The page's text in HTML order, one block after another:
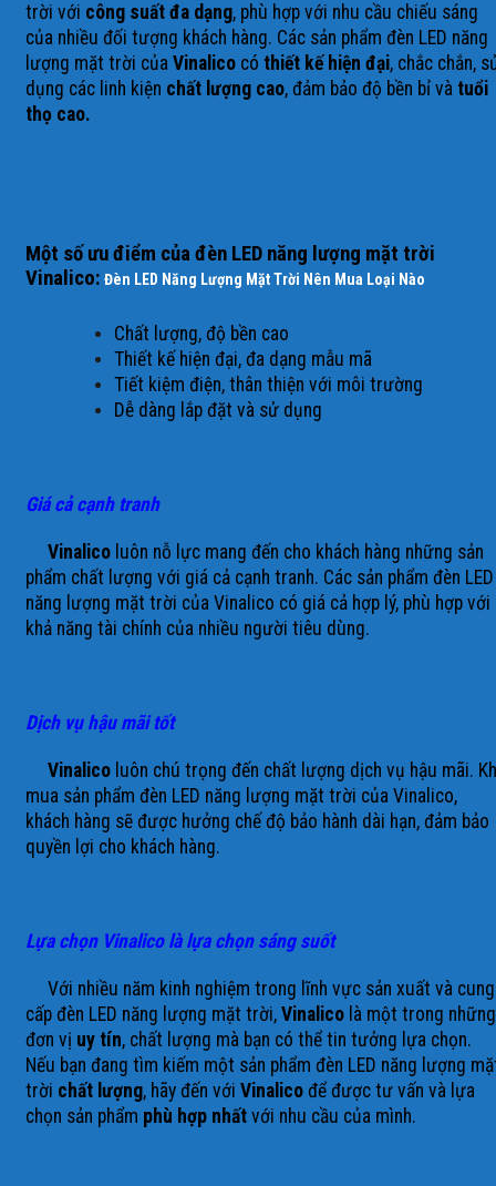
trời với công suất đa dạng, phù hợp với nhu cầu chiếu sáng
của nhiều đối tượng khách hàng. Các sản phẩm đèn LED năng
lượng mặt trời của Vinalico có thiết kế hiện đại, chắc chắn,
dụng các linh kiện chất lượng cao, đảm bảo độ bền bỉ và tuổi
thọ cao.
Một số ưu điểm của đèn LED năng lượng mặt trời
Vinalico: Đèn LED Năng Lượng Mặt Trời Nên Mua Loại Nào
Chất lượng, độ bền cao
Thiết kế hiện đại, đa dạng mẫu mã
Tiết kiệm điện, thân thiện với môi trường
Dễ dàng lắp đặt và sử dụng
Giá cả cạnh tranh
Vinalico luôn nỗ lực mang đến cho khách hàng những sản
phẩm chất lượng với giá cả cạnh tranh. Các sản phẩm đèn LED
năng lượng mặt trời của Vinalico có giá cả hợp lý, phù hợp với
khả năng tài chính của nhiều người tiêu dùng.
Dịch vụ hậu mãi tốt
Vinalico luôn chú trọng đến chất lượng dịch vụ hậu mãi.
mua sản phẩm đèn LED năng lượng mặt trời của Vinalico,
khách hàng sẽ được hưởng chế độ bảo hành dài hạn, đảm bảo
quyền lợi cho khách hàng.
Lựa chọn Vinalico là lựa chọn sáng suốt
Với nhiều năm kinh nghiệm trong lĩnh vực sản xuất và cung
cấp đèn LED năng lượng mặt trời, Vinalico là một trong những
đơn vị uy tín, chất lượng mà bạn có thể tin tưởng lựa chọn.
Nếu bạn đang tìm kiếm một sản phẩm đèn LED năng lượng
trời chất lượng, hãy đến với Vinalico để được tư vấn và lựa
chọn sản phẩm phù hợp nhất với nhu cầu của mình.